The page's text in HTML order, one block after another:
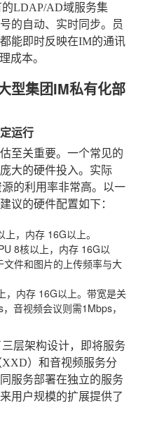
LDAP/AD域服务集
的自动、实时同步。员
能即时反映在IM的通讯
成本。
型集团IM私有化部
运行
至关重要。一个常见的
大的硬件投入。实际
的利用率非常高。以一
议的硬件配置如下：
上，内存 16G以上。
8核以上，内存 16G以
文件和图片的上传频率与大
，内存 16G以上。带宽是关
音视频会议则需1Mbps，
层架构设计，即将服务
）和音视频服务分
服务部署在独立的服务
用户规模的扩展提供了